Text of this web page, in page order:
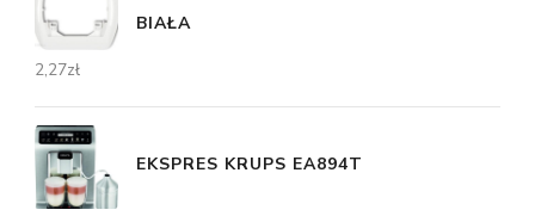
BIAŁA
2,27zł
EKSPRES KRUPS EA894T